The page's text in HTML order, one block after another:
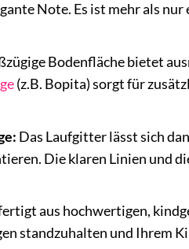
Note. Es ist mehr als
Bodenfläche bietet
(z.B. Bopita) sorgt für
Das Laufgitter lässt sich
Die klaren Linien und
aus hochwertigen,
standzuhalten und Ihrem